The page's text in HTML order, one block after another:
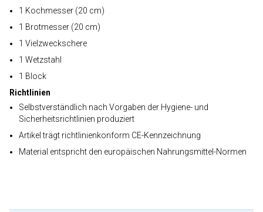
1 Kochmesser (20 cm)
1 Brotmesser (20 cm)
1 Vielzweckschere
1 Wetzstahl
1 Block
Richtlinien
Selbstverständlich nach Vorgaben der Hygiene- und
Sicherheitsrichtlinien produziert
Artikel trägt richtlinienkonform CE-Kennzeichnung
Material entspricht den europäischen Nahrungsmittel-Normen